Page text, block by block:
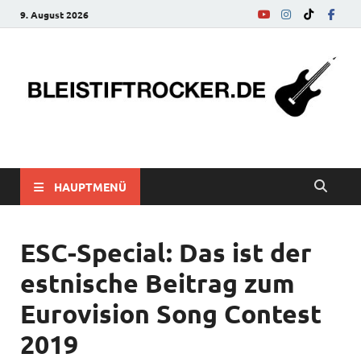
9. August 2026
bleistiftrocker.de
HAUPTMENÜ
ESC-Special: Das ist der
estnische Beitrag zum
Eurovision Song Contest
2019